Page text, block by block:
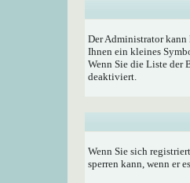
Der Administrator kann
Ihnen ein kleines
Wenn Sie die Liste der
deaktiviert.
Wenn Sie sich
sperren kann, wenn er